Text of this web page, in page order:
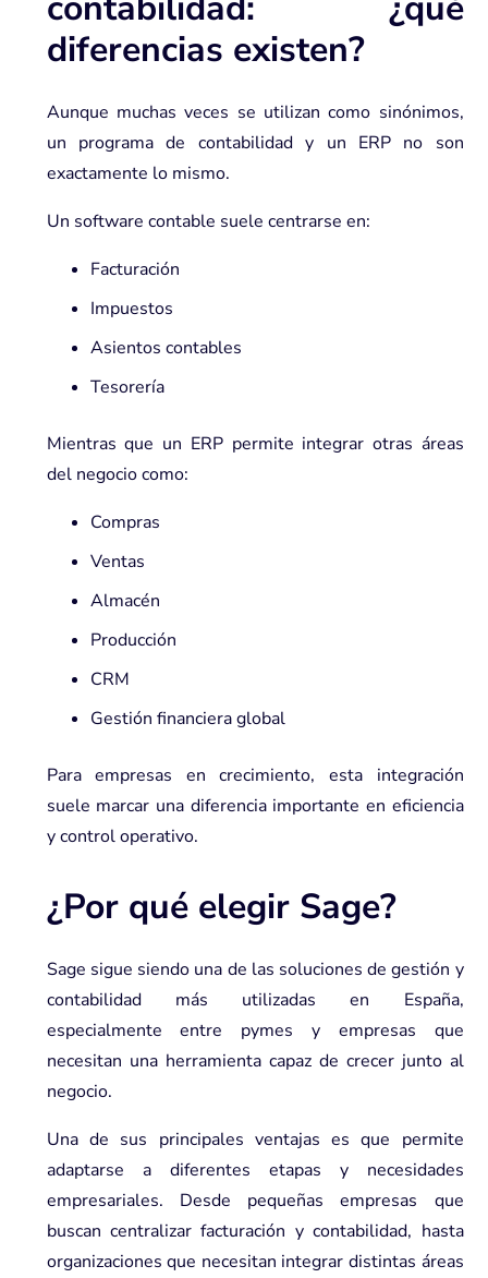
diferencias existen?
Aunque muchas veces se utilizan como sinónimos,
un programa de contabilidady un ERP no son
exactamente lo mismo.
Un software contable suele centrarse en:
Facturación
Impuestos
Asientos contables
Tesorería
Mientras que un ERP permite integrar otras áreas
del negociocomo:
Compras
Ventas
Almacén
Producción
CRM
Gestión financiera global
Para empresas en crecimiento, esta integración
suele marcar una diferencia importante en eficiencia
y control operativo.
¿Por qué elegir Sage?
Sage sigue siendo una de las soluciones de gestión y
contabilidad más utilizadas en España,
especialmente entre pymes y empresas que
necesitan una herramienta capaz de crecer junto al
negocio.
Una de sus principales ventajas es que permite
adaptarse a diferentes etapas y necesidades
empresariales. Desde pequeñas empresas que
buscan centralizar facturación y contabilidad, hasta
organizaciones que necesitan integrar distintas áreas